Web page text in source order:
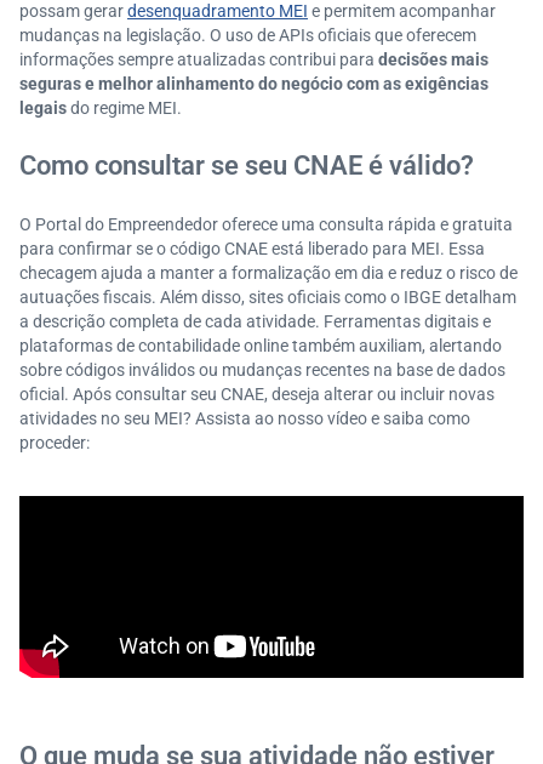
possam gerardesenquadramento MEI e permitem acompanhar
mudanças na legislação. O uso de APIs oficiais que oferecem
informações sempre atualizadas contribui para decisões mais
seguras e melhor alinhamento do negócio com as exigências
legaisdo regime MEI.
Como consultar se seu CNAE é válido?
O Portal do Empreendedor oferece uma consulta rápida e gratuita
para confirmar se o código CNAE está liberado para MEI. Essa
checagem ajuda a manter a formalização em dia e reduz o risco de
autuações fiscais. Além disso, sites oficiais como o IBGE detalham
a descrição completa de cada atividade. Ferramentas digitais e
plataformas de contabilidade online também auxiliam, alertando
sobre códigos inválidos ou mudanças recentes na base de dados
oficial. Após consultar seu CNAE, deseja alterar ou incluir novas
atividades no seu MEI? Assista ao nosso vídeo e saiba como
proceder:
O que muda se sua atividade não estiver